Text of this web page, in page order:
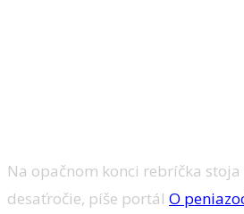
Na opačnom konci rebríčka
desaťročie, píše portál O